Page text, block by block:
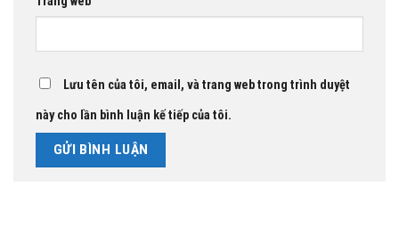
Lưu tên của tôi, email, và trang web trong trình duyệt
này cho lần bình luận kế tiếp của tôi.